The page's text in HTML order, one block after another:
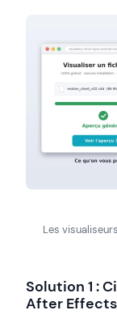
Les
Solution 1 :
After Effects